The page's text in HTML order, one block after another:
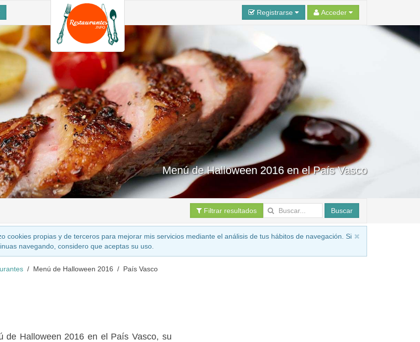
Registrarse Acceder
Menú de Halloween 2016 en el País Vasco
Filtrar resultados Buscar
cookies propias y de terceros para mejorar mis servicios mediante el análisis de tus hábitos de navegación. Si
navegando, considero que aceptas su uso.
Menú de Halloween 2016 País Vasco
de Halloween 2016 en el País Vasco, su